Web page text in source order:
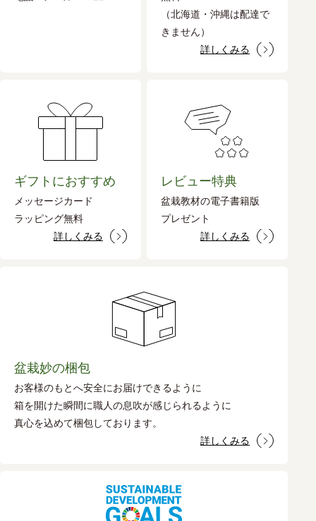
（北海道・沖縄は配達で
きません）
詳しくみる
ギフトにおすすめ
メッセージカード
ラッピング無料
詳しくみる
レビュー特典
盆栽教材の電子書籍版
プレゼント
詳しくみる
盆栽妙の梱包
お客様のもとへ安全にお届けできるように
箱を開けた瞬間に職人の息吹が感じられるように
真心を込めて梱包しております。
詳しくみる